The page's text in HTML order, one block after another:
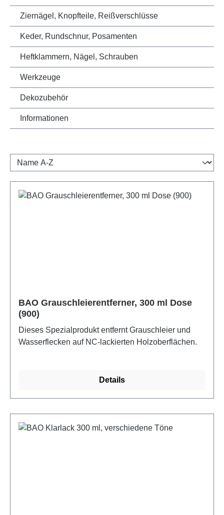
Ziernägel, Knopfteile, Reißverschlüsse
Keder, Rundschnur, Posamenten
Heftklammern, Nägel, Schrauben
Werkzeuge
Dekozubehör
Informationen
BAO Grauschleierentferner, 300 ml Dose
(900)
Dieses Spezialprodukt entfernt Grauschleier und
Wasserflecken auf NC-lackierten Holzoberflächen.
Details